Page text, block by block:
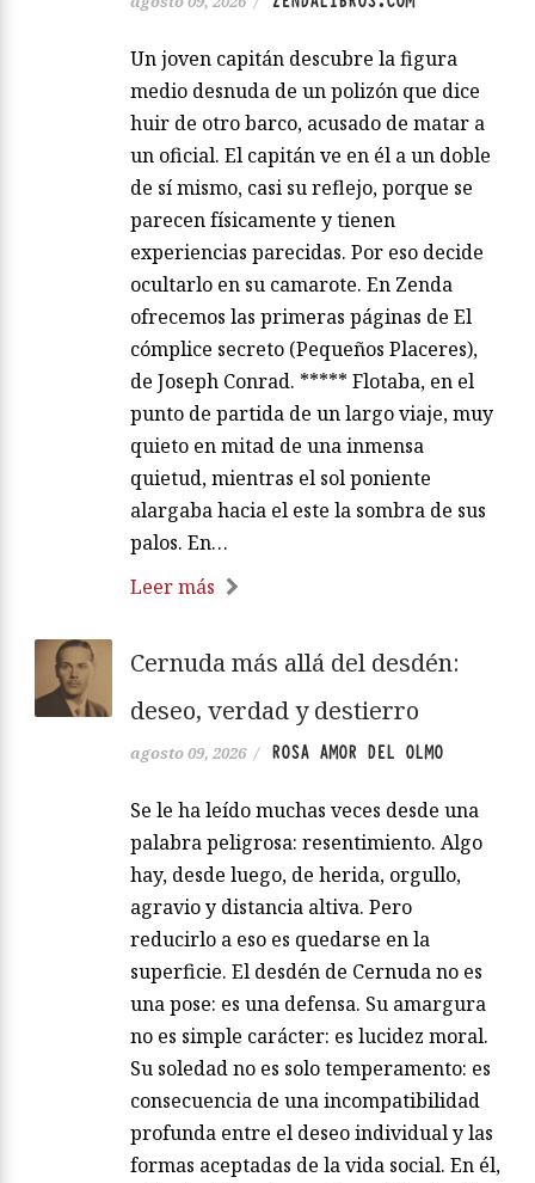
Un joven capitán descubre la figura
medio desnuda de un polizón que dice
huir de otro barco, acusado de matar a
un oficial. El capitán ve en él a un doble
de sí mismo, casi su reflejo, porque se
parecen físicamente y tienen
experiencias parecidas. Por eso decide
ocultarlo en su camarote. En Zenda
ofrecemos las primeras páginas de El
cómplice secreto (Pequeños Placeres),
de Joseph Conrad. ***** Flotaba, en el
punto de partida de un largo viaje, muy
quieto en mitad de una inmensa
quietud, mientras el sol poniente
alargaba hacia el este la sombra de sus
palos. En…
Leer más
Cernuda más allá del desdén:
deseo, verdad y destierro
agosto 09, 2026 / ROSA AMOR DEL OLMO
Se le ha leído muchas veces desde una
palabra peligrosa: resentimiento. Algo
hay, desde luego, de herida, orgullo,
agravio y distancia altiva. Pero
reducirlo a eso es quedarse en la
superficie. El desdén de Cernuda no es
una pose: es una defensa. Su amargura
no es simple carácter: es lucidez moral.
Su soledad no es solo temperamento: es
consecuencia de una incompatibilidad
profunda entre el deseo individual y las
formas aceptadas de la vida social. En él,